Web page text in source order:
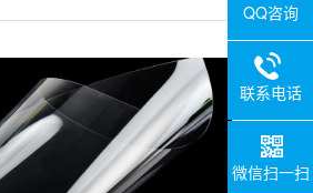
什么测试光源？
QQ咨询
联系电话
微信扫一扫